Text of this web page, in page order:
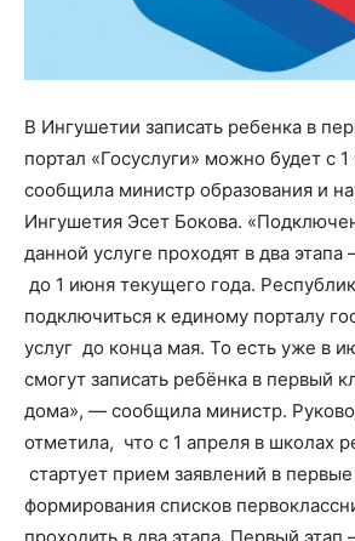
В Ингушетии записать ребенка в
портал «Госуслуги» можно будет с
сообщила министр образования и
Ингушетия Эсет Бокова.
данной услуге проходят в два
до 1 июня текущего года.
подключиться к единому порталу
услуг до конца мая. То есть уже в
смогут записать ребёнка в первый
дома», — сообщила министр.
отметила, что с 1 апреля в школах
стартует прием заявлений в
формирования списков